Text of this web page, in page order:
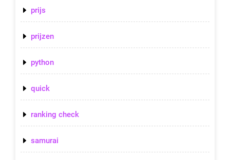
prijs
prijzen
python
quick
ranking check
samurai